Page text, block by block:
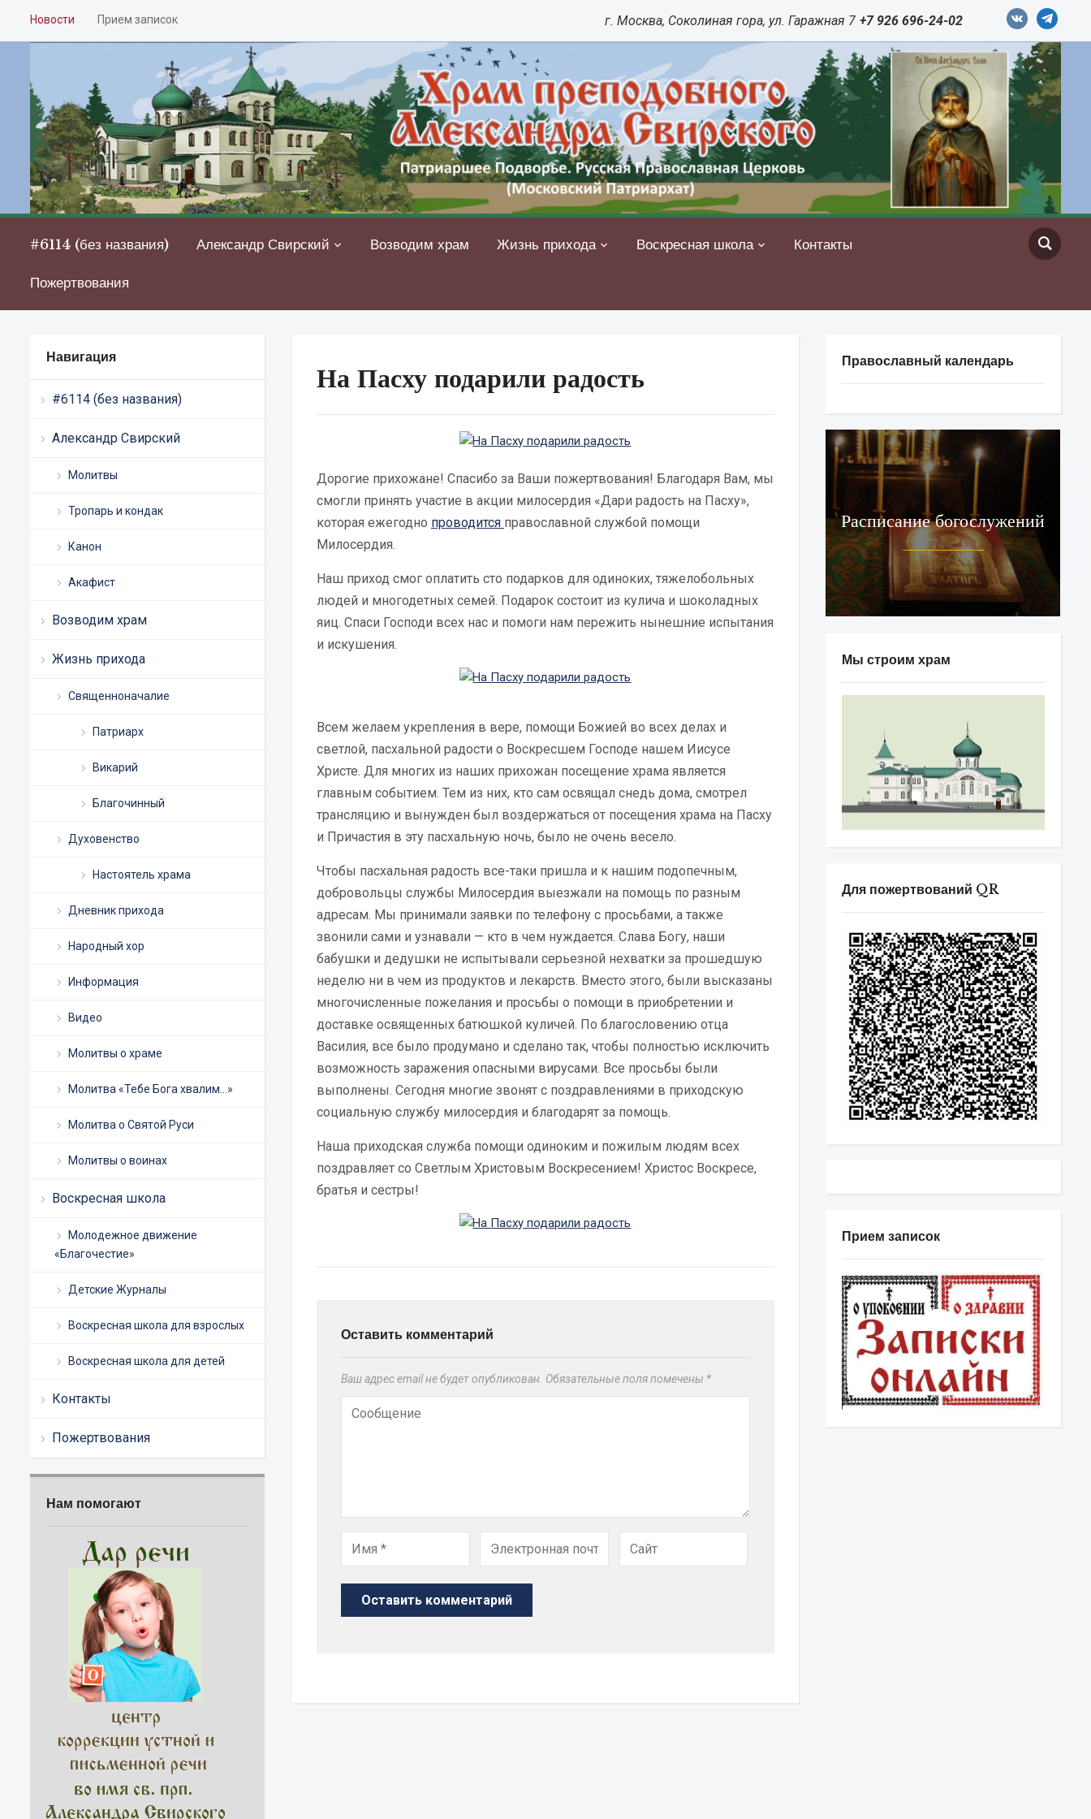
Новости Прием записок vkontaktetelegram
г. Москва, Соколиная гора, ул. Гаражная 7 +7 926 696-24-02
#6114 (без названия) Александр Свирский Возводим храм Жизнь прихода Воскресная школа Контакты
Пожертвования
Навигация
#6114 (без названия)
Александр Свирский
Молитвы
Тропарь и кондак
Канон
Акафист
Возводим храм
Жизнь прихода
Священноначалие
Патриарх
Викарий
Благочинный
Духовенство
Настоятель храма
Дневник прихода
Народный хор
Информация
Видео
Молитвы о храме
Молитва «Тебе Бога хвалим…»
Молитва о Святой Руси
Молитвы о воинах
Воскресная школа
Молодежное движение
«Благочестие»
Детские Журналы
Воскресная школа для взрослых
Воскресная школа для детей
Контакты
Пожертвования
Нам помогают
На Пасху подарили радость
Дорогие прихожане! Спасибо за Ваши пожертвования! Благодаря Вам, мы
смогли принять участие в акции милосердия «Дари радость на Пасху»,
которая ежегодно проводится православной службой помощи
Милосердия.
Наш приход смог оплатить сто подарков для одиноких, тяжелобольных
людей и многодетных семей. Подарок состоит из кулича и шоколадных
яиц. Спаси Господи всех нас и помоги нам пережить нынешние испытания
и искушения.
Всем желаем укрепления в вере, помощи Божией во всех делах и
светлой, пасхальной радости о Воскресшем Господе нашем Иисусе
Христе. Для многих из наших прихожан посещение храма является
главным событием. Тем из них, кто сам освящал снедь дома, смотрел
трансляцию и вынужден был воздержаться от посещения храма на Пасху
и Причастия в эту пасхальную ночь, было не очень весело.
Чтобы пасхальная радость все-таки пришла и к нашим подопечным,
добровольцы службы Милосердия выезжали на помощь по разным
адресам. Мы принимали заявки по телефону с просьбами, а также
звонили сами и узнавали — кто в чем нуждается. Слава Богу, наши
бабушки и дедушки не испытывали серьезной нехватки за прошедшую
неделю ни в чем из продуктов и лекарств. Вместо этого, были высказаны
многочисленные пожелания и просьбы о помощи в приобретении и
доставке освященных батюшкой куличей. По благословению отца
Василия, все было продумано и сделано так, чтобы полностью исключить
возможность заражения опасными вирусами. Все просьбы были
выполнены. Сегодня многие звонят с поздравлениями в приходскую
социальную службу милосердия и благодарят за помощь.
Наша приходская служба помощи одиноким и пожилым людям всех
поздравляет со Светлым Христовым Воскресением! Христос Воскресе,
братья и сестры!
Оставить комментарий
Ваш адрес email не будет опубликован. Обязательные поля помечены *
Православный календарь
Расписание богослужений
Мы строим храм
Для пожертвований QR
Прием записок